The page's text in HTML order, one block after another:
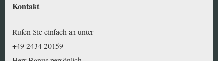
Kontakt
Rufen Sie einfach an unter
+49 2434 20159